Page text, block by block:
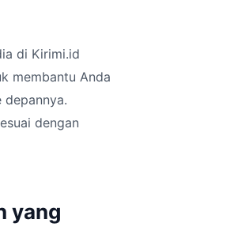
di Kirimi.id
membantu Anda
dengan
yang